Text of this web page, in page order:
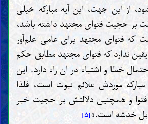
از این جهت، این آیه مبارکه خیلی
بر حجیت فتوای مجتهد داشته باشد،
فتوای مجتهد برای عامی علم‌آور
ندارد که فتوای مجتهد مطابق حکم
خطا و اشتباه در آن راه دارد. این
موردش علائم نبوت است، فلذا
و همچنین دلالتش بر حجیت خبر
خدشه است.»[۵]